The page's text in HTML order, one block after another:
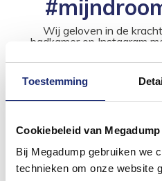
Toestemming
Cookiebeleid van Megadump
Bij Megadump gebruiken we
technieken om onze website
Wij geloven in de
badkamer op Instagram
inspirerende